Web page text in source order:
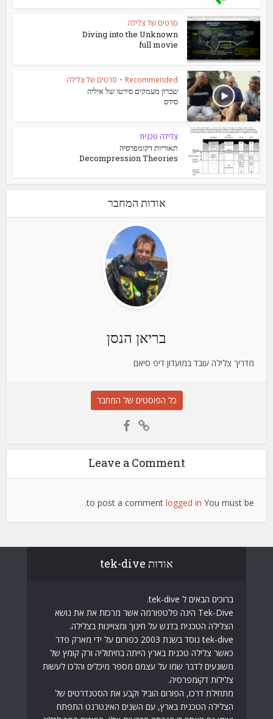
סרטים של צלילה
Diving into the Unknown
full movie
Recommended
• סרטים של צלילה
שכרון מעמקים סירטו של איליה
סידס
צלילה טכנית
תאוריות דקומפרסיה
Decompression Theories
אודות המחבר
בריאן הנסן‎
מדריך צלילה עובד במועדון דיפ סיאם
כל הפוסטים של המחבר
Leave a Comment
You must be
logged in
to post a comment.
אודות tek-dive
ברוכים הבאים ל tek-dive.
Tek-Dive הינה פלטפורמה אשר מרכזת את את נושא
הצלילה הטכנית בדגש על חינוך ומצויינות בצלילה.
tek-dive נוסד בשנת 2003 כפורום על ידי מארק פדר
כאשר צלילה טכנית בארץ הייתה בחיתוליה ורק קומץ של
משוגעים לדבר שמו על עצמם מספר מיכלים והלכו לעשות
צלילות דקומפרסיה.
מתחילת דרכו, הפורום הוביל וקבע את הסטנדרטים של
הצלילה הטכנית בארץ, עם השנים האינטרנט התפתח